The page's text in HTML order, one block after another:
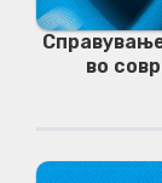
во